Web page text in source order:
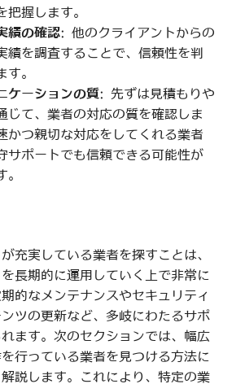
把握します。
績の確認: 他のクライアントからの
績を調査することで、信頼性を判
す。
ケーションの質: 先ずは見積もりや
じて、業者の対応の質を確認しま
かつ親切な対応をしてくれる業者
サポートでも信頼できる可能性が
。
充実している業者を探すことは、
長期的に運用していく上で非常に
的なメンテナンスやセキュリティ
ツの更新など、多岐にわたるサポ
ます。次のセクションでは、幅広
行っている業者を見つける方法に
説します。これにより、特定の業